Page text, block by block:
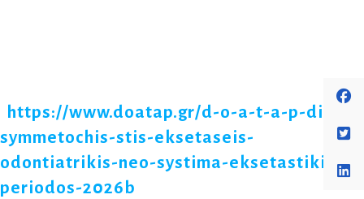
https://www.doatap.gr/d-o-a-t-a-p-dilosi-
symmetochis-stis-eksetaseis-
odontiatrikis-neo-systima-eksetastiki-
periodos-2026b